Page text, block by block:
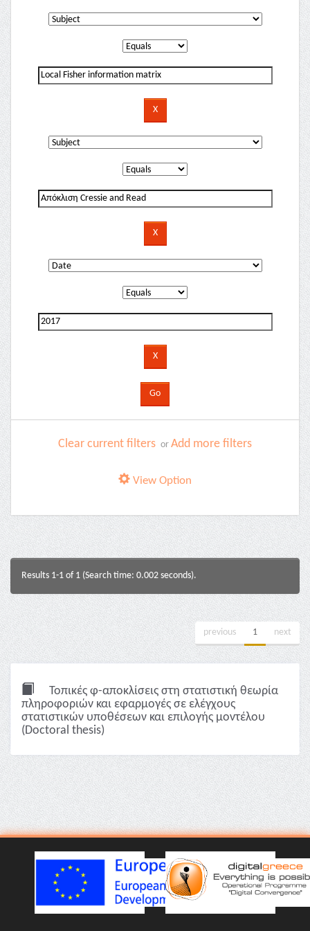
Clear current filters or Add more filters
View Option
Results 1-1 of 1 (Search time: 0.002 seconds).
previous 1 next
Τοπικές φ-αποκλίσεις στη στατιστική θεωρία
πληροφοριών και εφαρμογές σε ελέγχους
στατιστικών υποθέσεων και επιλογής μοντέλου
(Doctoral thesis)